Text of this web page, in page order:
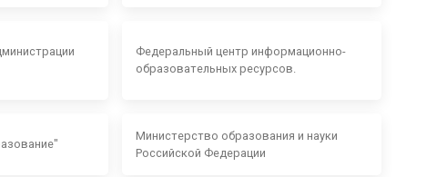
Федеральный центр информационно-
образовательных ресурсов.
Министерство образования и науки
Российской Федерации